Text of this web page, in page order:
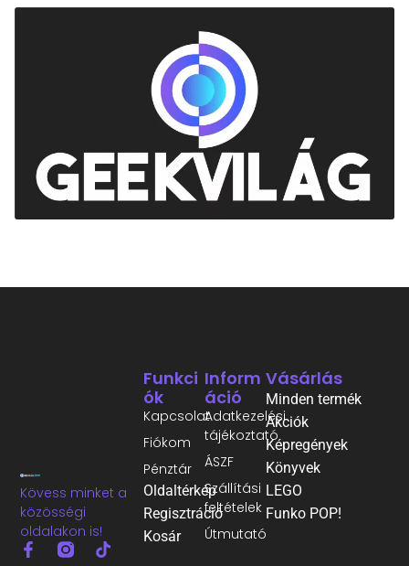
Kövess minket a
közösségi
oldalakon is!
Inform
Áció
Adatkezelési
tájékoztató
ÁSZF
Szállítási
feltételek
Útmutató
Funkci
Ók
Kapcsolat
Fiókom
Pénztár
Oldaltérkép
Regisztráció
Kosár
Vásárlás
Minden termék
Akciók
Képregények
Könyvek
LEGO
Funko POP!